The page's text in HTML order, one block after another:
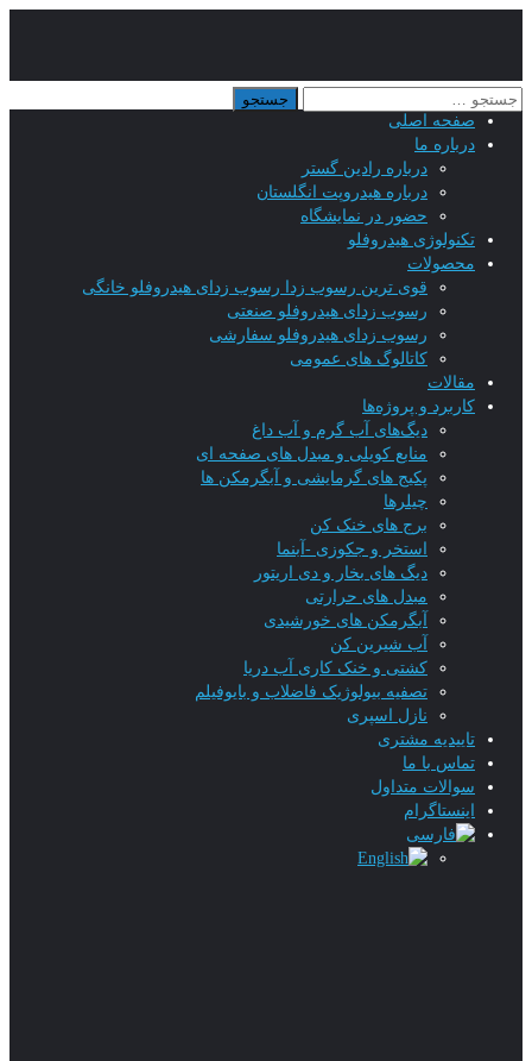
صفحه اصلی
درباره ما
درباره رادین گستر
درباره هیدروپت انگلستان
حضور در نمایشگاه
تکنولوژی هیدروفلو
محصولات
قوی ترین رسوب زدا رسوب زدای هیدروفلو خانگی
رسوب زدای هیدروفلو صنعتی
رسوب زدای هیدروفلو سفارشی
کاتالوگ های عمومی
مقالات
کاربرد و پروژه‌ها
دیگ‌های آب گرم و آب داغ
منابع کویلی و مبدل های صفحه ای
پکیج های گرمایشی و آبگرمکن ها
چیلرها
برج های خنک کن
استخر و جکوزی -آبنما
دیگ های بخار و دی اریتور
مبدل های حرارتی
آبگرمکن های خورشیدی
آب شیرین کن
کشتی و خنک کاری آب دریا
تصفیه بیولوژیک فاضلاب و بایوفیلم
نازل اسپری
تاییدیه‌ مشتری
تماس با ما
سوالات متداول
اینستاگرام